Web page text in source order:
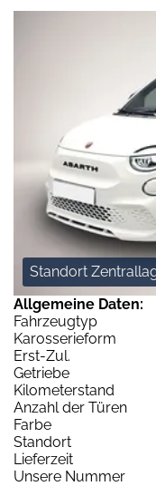
Standort
Allgemeine Daten:
Fahrzeugtyp
Karosserieform
Erst-Zul.
Getriebe
Kilometerstand
Anzahl der Türen
Farbe
Standort
Lieferzeit
Unsere Nummer